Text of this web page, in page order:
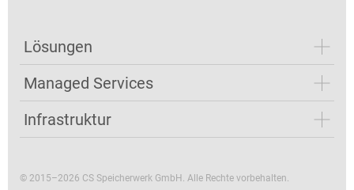
Lösungen
Managed Services
Infrastruktur
© 2015–2026 CS Speicherwerk GmbH. Alle Rechte vorbehalten.